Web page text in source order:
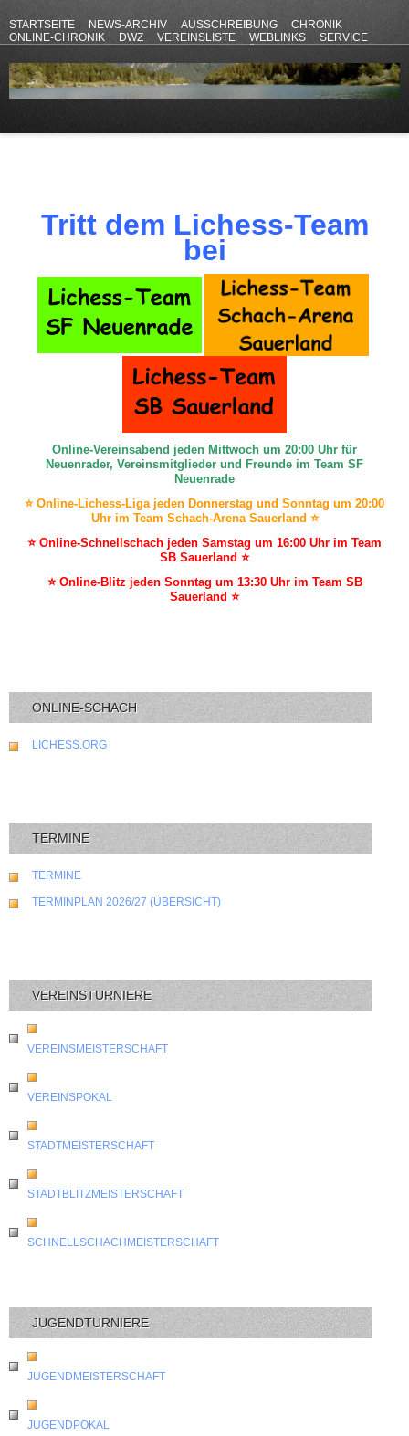
STARTSEITE NEWS-ARCHIV AUSSCHREIBUNG
CHRONIK
ONLINE-CHRONIK
DWZ VEREINSLISTE WEBLINKS
SERVICE
Tritt dem Lichess-Team
bei
Online-Vereinsabend jeden Mittwoch um 20:00 Uhr für
Neuenrader, Vereinsmitglieder und Freunde im Team SF
Neuenrade
⭐ Online-Lichess-Liga jeden Donnerstag und Sonntag um 20:00
Uhr im Team Schach-Arena Sauerland ⭐
⭐ Online-Schnellschach jeden Samstag um 16:00 Uhr im Team
SB Sauerland ⭐
⭐ Online-Blitz jeden Sonntag um 13:30 Uhr im Team SB
Sauerland ⭐
ONLINE-SCHACH
LICHESS.ORG
TERMINE
TERMINE
TERMINPLAN 2026/27 (ÜBERSICHT)
VEREINSTURNIERE
VEREINSMEISTERSCHAFT
VEREINSPOKAL
STADTMEISTERSCHAFT
STADTBLITZMEISTERSCHAFT
SCHNELLSCHACHMEISTERSCHAFT
JUGENDTURNIERE
JUGENDMEISTERSCHAFT
JUGENDPOKAL